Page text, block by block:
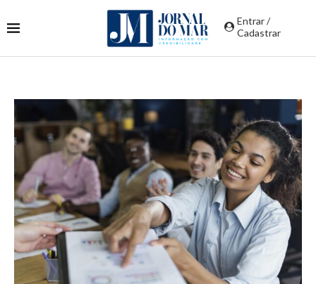
Entrar /
Cadastrar